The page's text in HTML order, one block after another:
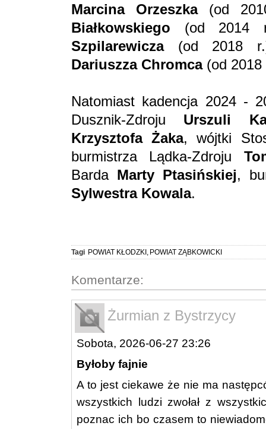
Marcina Orzeszka(od
Białkowskiego (od 2014
Szpilarewicza(od 2018 r.),
Dariuszza Chromca(od
Natomiast kadencja 2024 -
Dusznik-Zdroju Urszuli
Krzysztofa Żaka, wójtki
burmistrza Lądka-Zdroju
Barda Marty Ptasińskiej,
Sylwestra Kowala.
Tagi POWIAT KŁODZKI, POWIAT ZĄBKOWICKI
Komentarze:
Żurmian z Bystrzycy
Sobota, 2026-06-27 23:26
Byłoby fajnie
A to jest ciekawe że nie ma
wszystkich ludzi zwołał z
poznac ich bo czasem to